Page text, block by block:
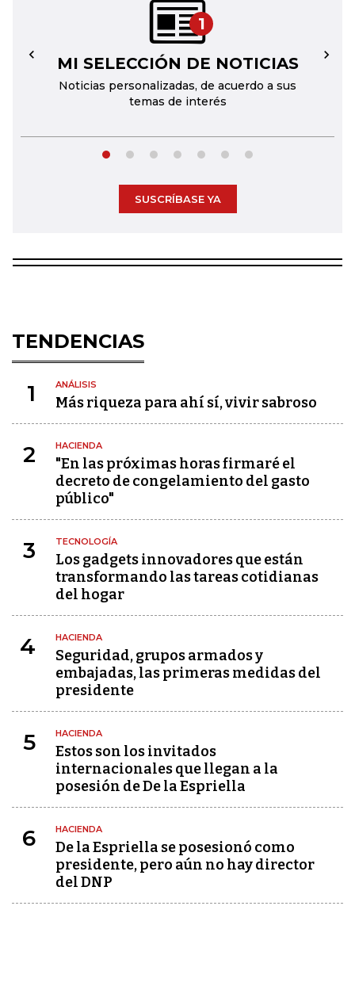
1
MI SELECCIÓN DE NOTICIAS
Noticias personalizadas, de acuerdo a sus
temas de interés
← →
SUSCRÍBASE YA
TENDENCIAS
1 ANÁLISIS
Más riqueza para ahí sí, vivir sabroso
2 HACIENDA
"En las próximas horas firmaré el
decreto de congelamiento del gasto
público"
3 TECNOLOGÍA
Los gadgets innovadores que están
transformando las tareas cotidianas
del hogar
4 HACIENDA
Seguridad, grupos armados y
embajadas, las primeras medidas del
presidente
5 HACIENDA
Estos son los invitados
internacionales que llegan a la
posesión de De la Espriella
6 HACIENDA
De la Espriella se posesionó como
presidente, pero aún no hay director
del DNP